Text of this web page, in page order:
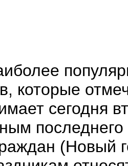
которые
сегодня
(Новый